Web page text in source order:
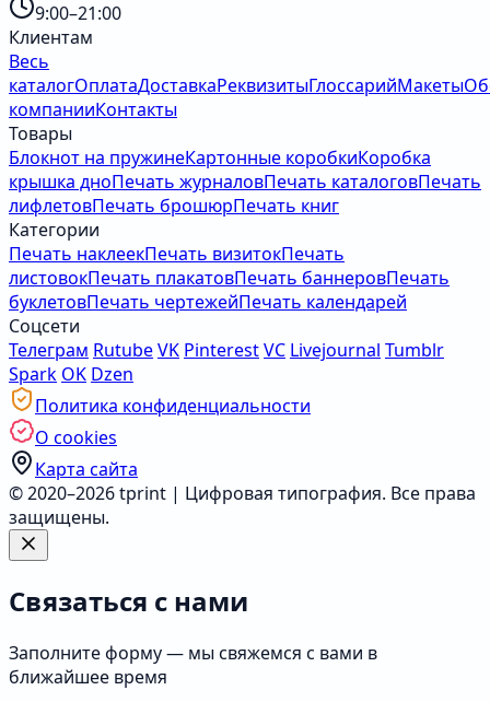
9:00–21:00
Клиентам
Весь
каталогОплатаДоставкаРеквизитыГлоссарийМакеты
компанииКонтакты
Товары
Блокнот на пружинеКартонные коробкиКоробка
крышка дноПечать журналовПечать каталоговПечать
лифлетовПечать брошюрПечать книг
Категории
Печать наклеекПечать визитокПечать
листовокПечать плакатовПечать баннеровПечать
буклетовПечать чертежейПечать календарей
Соцсети
Телеграм RutubeVK PinterestVC Livejournal Tumblr
Spark OK Dzen
Политика конфиденциальности
О cookies
Карта сайта
© 2020–2026 tprint | Цифровая типография. Все права
защищены.
Связаться с нами
Заполните форму — мы свяжемся с вами в
ближайшее время